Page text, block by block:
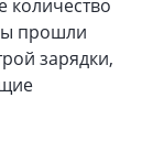
количество
прошли
зарядки,